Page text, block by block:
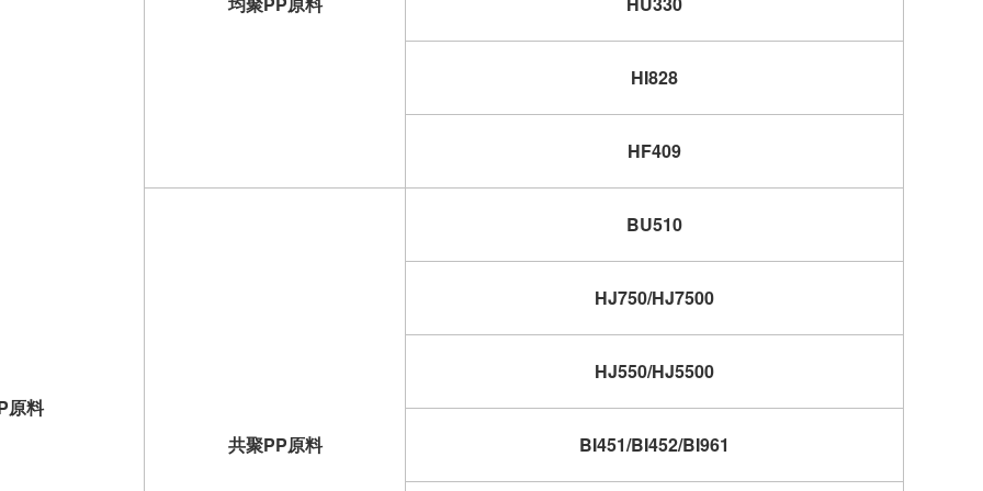
原料
HI828
HF409
共聚PP原料
BU510
HJ750/HJ7500
HJ550/HJ5500
BI451/BI452/BI961